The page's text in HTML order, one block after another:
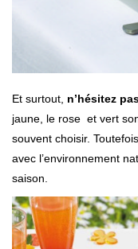
Et surtout, n’hésitez
jaune, le rose et vert
souvent choisir.
avec l’environnement
saison.